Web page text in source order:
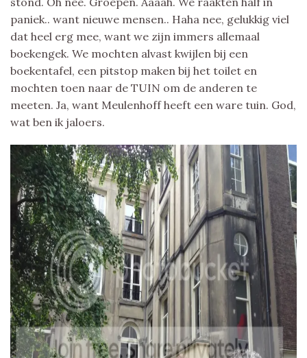
paniek.. want nieuwe mensen.. Haha nee, gelukkig viel
dat heel erg mee, want we zijn immers allemaal
boekengek. We mochten alvast kwijlen bij een
boekentafel, een pitstop maken bij het toilet en
mochten toen naar de TUIN om de anderen te
meeten. Ja, want Meulenhoff heeft een ware tuin. God,
wat ben ik jaloers.